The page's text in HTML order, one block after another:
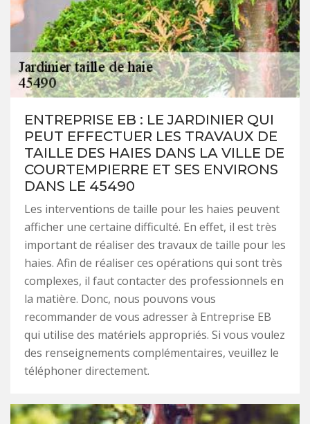
ENTREPRISE EB : LE JARDINIER QUI
PEUT EFFECTUER LES TRAVAUX DE
TAILLE DES HAIES DANS LA VILLE DE
COURTEMPIERRE ET SES ENVIRONS
DANS LE 45490
Les interventions de taille pour les haies peuvent
afficher une certaine difficulté. En effet, il est très
important de réaliser des travaux de taille pour les
haies. Afin de réaliser ces opérations qui sont très
complexes, il faut contacter des professionnels en
la matière. Donc, nous pouvons vous
recommander de vous adresser à Entreprise EB
qui utilise des matériels appropriés. Si vous voulez
des renseignements complémentaires, veuillez le
téléphoner directement.